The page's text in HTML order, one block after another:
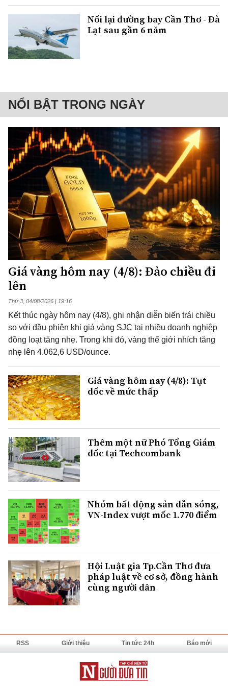
Nối lại đường bay Cần Thơ - Đà
Lạt sau gần 6 năm
NỔI BẬT TRONG NGÀY
Giá vàng hôm nay (4/8): Đảo chiều đi
lên
Thứ 3, 04/08/2026 | 19:16
Kết thúc ngày hôm nay (4/8), ghi nhận diễn biến trái chiều
so với đầu phiên khi giá vàng SJC tại nhiều doanh nghiệp
đồng loạt tăng nhẹ. Trong khi đó, vàng thế giới nhích tăng
nhẹ lên 4.062,6 USD/ounce.
Giá vàng hôm nay (4/8): Tụt
dốc về mức thấp
Thêm một nữ Phó Tổng Giám
đốc tại Techcombank
Nhóm bất động sản dẫn sóng,
VN-Index vượt mốc 1.770 điểm
Hội Luật gia Tp.Cần Thơ đưa
pháp luật về cơ sở, đồng hành
cùng người dân
RSS Giới thiệu Tin tức 24h Báo mới